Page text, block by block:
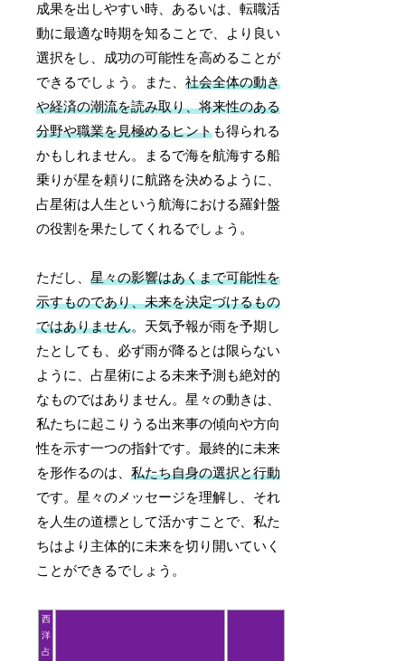
成果を出しやすい時、あるいは、転職活
動に最適な時期を知ることで、より良い
選択をし、成功の可能性を高めることが
できるでしょう。また、社会全体の動き
や経済の潮流を読み取り、将来性のある
分野や職業を見極めるヒントも得られる
かもしれません。まるで海を航海する船
乗りが星を頼りに航路を決めるように、
占星術は人生という航海における羅針盤
の役割を果たしてくれるでしょう。
ただし、星々の影響はあくまで可能性を
示すものであり、未来を決定づけるもの
ではありません。天気予報が雨を予期し
たとしても、必ず雨が降るとは限らない
ように、占星術による未来予測も絶対的
なものではありません。星々の動きは、
私たちに起こりうる出来事の傾向や方向
性を示す一つの指針です。最終的に未来
を形作るのは、私たち自身の選択と行動
です。星々のメッセージを理解し、それ
を人生の道標として活かすことで、私た
ちはより主体的に未来を切り開いていく
ことができるでしょう。
西
洋
占